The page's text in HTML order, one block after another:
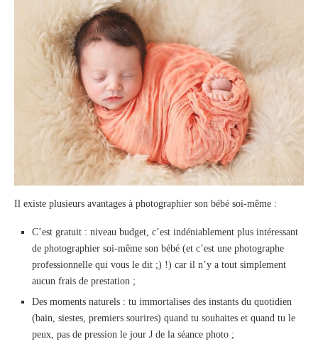
Il existe plusieurs avantages à photographier son bébé soi-même :
C’est gratuit : niveau budget, c’est indéniablement plus intéressant
de photographier soi-même son bébé (et c’est une photographe
professionnelle qui vous le dit ;) !) car il n’y a tout simplement
aucun frais de prestation ;
Des moments naturels : tu immortalises des instants du quotidien
(bain, siestes, premiers sourires) quand tu souhaites et quand tu le
peux, pas de pression le jour J de la séance photo ;